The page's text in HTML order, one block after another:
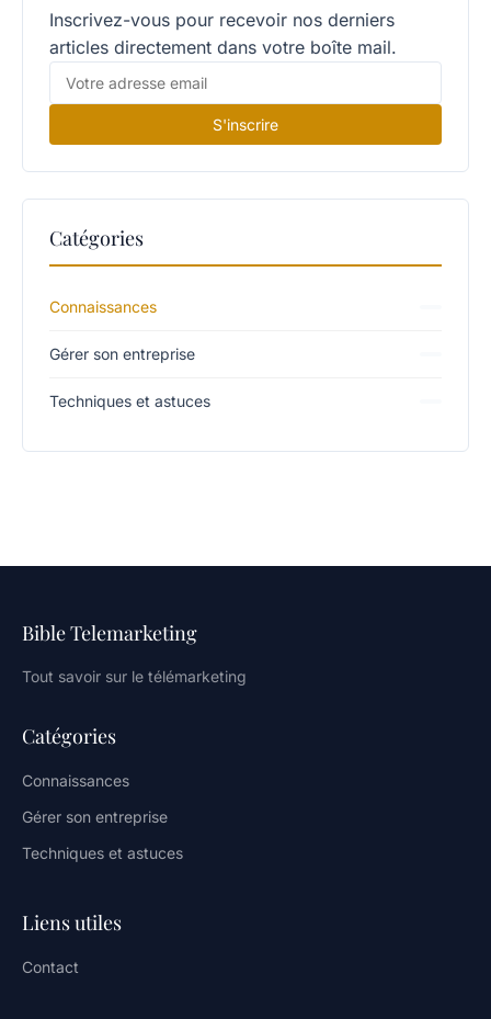
Inscrivez-vous pour recevoir nos derniers
articles directement dans votre boîte mail.
S'inscrire
Catégories
Connaissances
Gérer son entreprise
Techniques et astuces
Bible Telemarketing
Tout savoir sur le télémarketing
Catégories
Connaissances
Gérer son entreprise
Techniques et astuces
Liens utiles
Contact